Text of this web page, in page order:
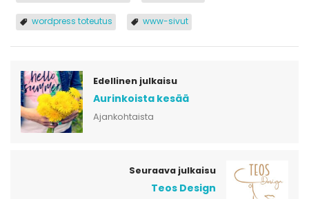
wordpress toteutus www-sivut
Edellinen julkaisu
Aurinkoista kesää
Ajankohtaista
Seuraava julkaisu
Teos Design